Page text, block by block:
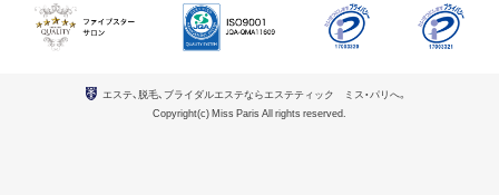
エステ、脱毛、ブライダルエステならエステティック ミス・パリへ。
Copyright(c) Miss Paris All rights reserved.